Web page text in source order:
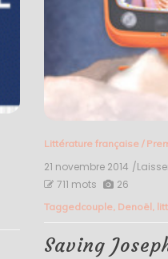
Littérature française/
21 novembre 2014 /
711 mots 26
Taggedcouple, Denoël,
Saving